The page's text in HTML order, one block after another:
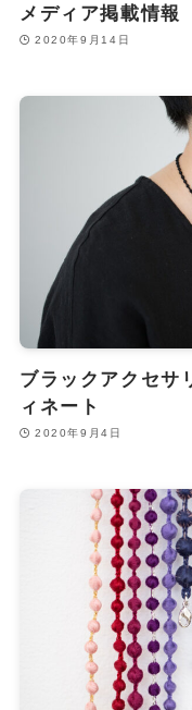
メディア掲載情報
2020年9月14日
ブラックアクセサ
ィネート
2020年9月4日